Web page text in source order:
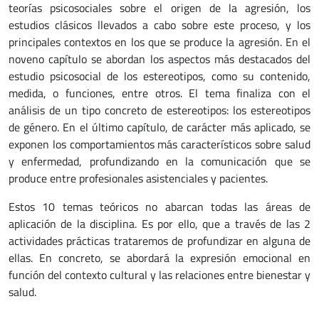
teorías psicosociales sobre el origen de la agresión, los
estudios clásicos llevados a cabo sobre este proceso, y los
principales contextos en los que se produce la agresión. En el
noveno capítulo se abordan los aspectos más destacados del
estudio psicosocial de los estereotipos, como su contenido,
medida, o funciones, entre otros. El tema finaliza con el
análisis de un tipo concreto de estereotipos: los estereotipos
de género. En el último capítulo, de carácter más aplicado, se
exponen los comportamientos más característicos sobre salud
y enfermedad, profundizando en la comunicación que se
produce entre profesionales asistenciales y pacientes.
Estos 10 temas teóricos no abarcan todas las áreas de
aplicación de la disciplina. Es por ello, que a través de las 2
actividades prácticas trataremos de profundizar en alguna de
ellas. En concreto, se abordará la expresión emocional en
función del contexto cultural y las relaciones entre bienestar y
salud.